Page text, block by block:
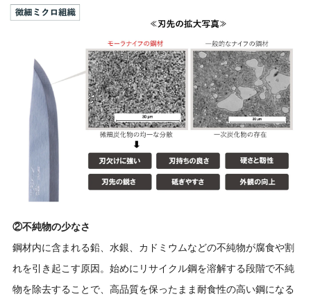
②不純物の少なさ
鋼材内に含まれる鉛、水銀、カドミウムなどの不純物が腐食や割
れを引き起こす原因。始めにリサイクル鋼を溶解する段階で不純
物を除去することで、高品質を保ったまま耐食性の高い鋼になる